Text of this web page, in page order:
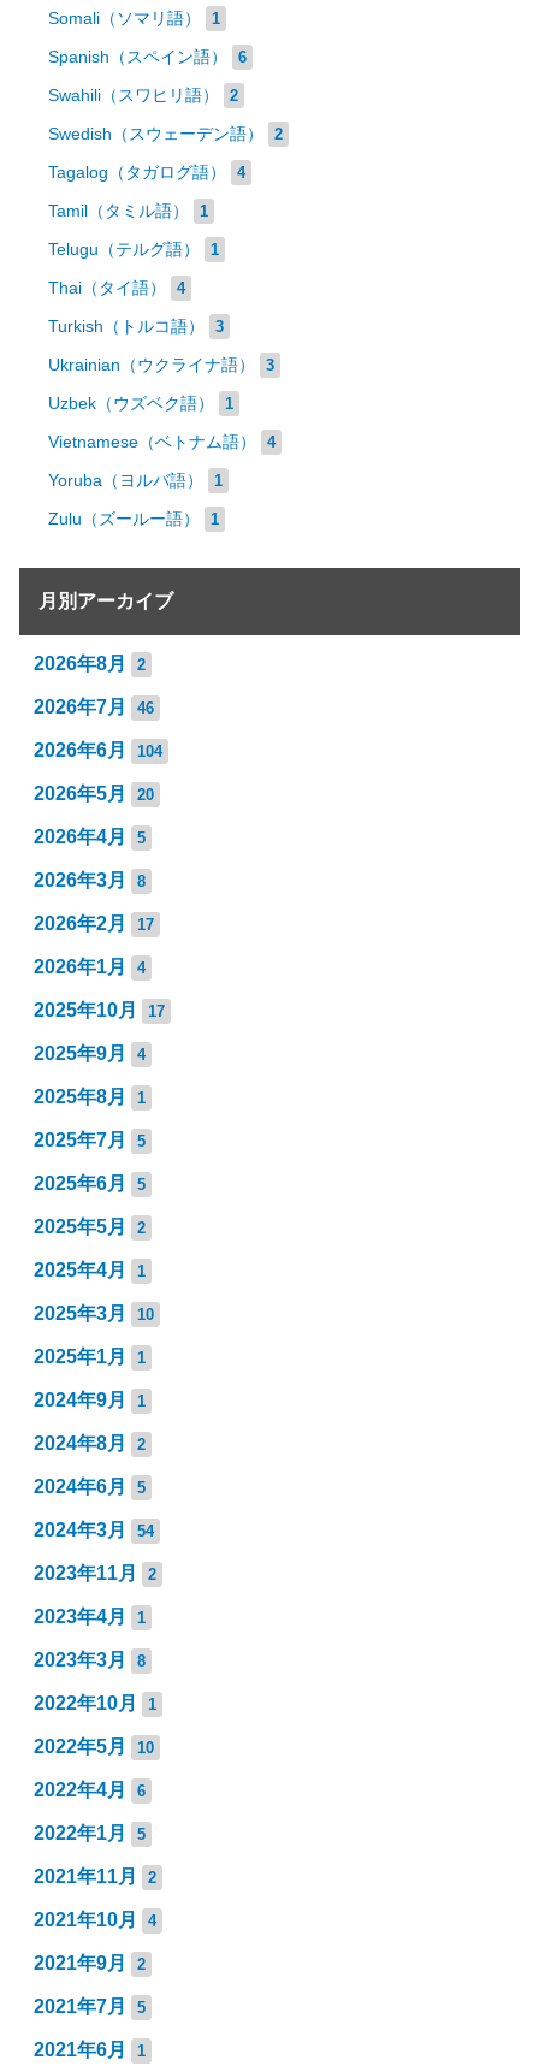
Somali（ソマリ語） 1
Spanish（スペイン語） 6
Swahili（スワヒリ語） 2
Swedish（スウェーデン語） 2
Tagalog（タガログ語） 4
Tamil（タミル語） 1
Telugu（テルグ語） 1
Thai（タイ語） 4
Turkish（トルコ語） 3
Ukrainian（ウクライナ語） 3
Uzbek（ウズベク語） 1
Vietnamese（ベトナム語） 4
Yoruba（ヨルバ語） 1
Zulu（ズールー語） 1
月別アーカイブ
2026年8月 2
2026年7月 46
2026年6月 104
2026年5月 20
2026年4月 5
2026年3月 8
2026年2月 17
2026年1月 4
2025年10月 17
2025年9月 4
2025年8月 1
2025年7月 5
2025年6月 5
2025年5月 2
2025年4月 1
2025年3月 10
2025年1月 1
2024年9月 1
2024年8月 2
2024年6月 5
2024年3月 54
2023年11月 2
2023年4月 1
2023年3月 8
2022年10月 1
2022年5月 10
2022年4月 6
2022年1月 5
2021年11月 2
2021年10月 4
2021年9月 2
2021年7月 5
2021年6月 1